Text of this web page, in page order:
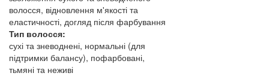
волосся, відновлення м'якості та
еластичності, догляд після фарбування
Тип волосся:
сухі та зневоднені, нормальні (для
підтримки балансу), пофарбовані,
тьмяні та неживі